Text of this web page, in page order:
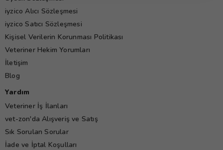
iyzico Alıcı Sözleşmesi
iyzico Satıcı Sözleşmesi
Kişisel Verilerin Korunması Politikası
Veteriner Hekim Yorumları
İletişim
Blog
Yardım
Veteriner İş İlanları
vet-zon'da Alışveriş ve Satış
Sık Sorulan Sorular
İade ve İptal Koşulları